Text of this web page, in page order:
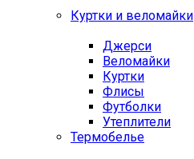
Куртки и веломайки
Джерси
Веломайки
Куртки
Флисы
Футболки
Утеплители
Термобелье